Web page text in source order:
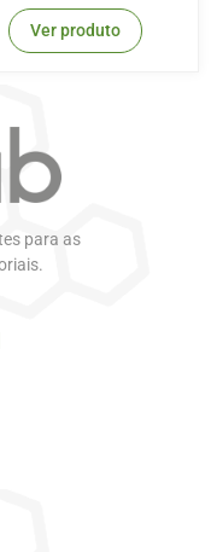
Ver produto
para as